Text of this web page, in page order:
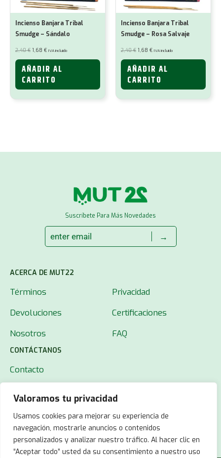
Valoramos tu privacidad
Usamos cookies para mejorar su experiencia de
navegación, mostrarle anuncios o contenidos
personalizados y analizar nuestro tráfico. Al hacer clic en
“Aceptar todo” usted da su consentimiento a nuestro uso
Incienso Banjara Tribal
Smudge – Sándalo
2,40€ El
precio
original
2,40 €.
1,68 €El
actual
1,68 €.
IVA incluido
AÑADIR AL
CARRITO
Incienso Banjara Tribal
Smudge – Rosa Salvaje
2,40€ El
precio
original
2,40 €.
1,68 €El
actual
1,68 €.
IVA incluido
AÑADIR AL
CARRITO
Suscríbete Para Más Novedades
→
ACERCA DE MUT22
Términos
Privacidad
Devoluciones
Certificaciones
Nosotros
FAQ
CONTÁCTANOS
Contacto